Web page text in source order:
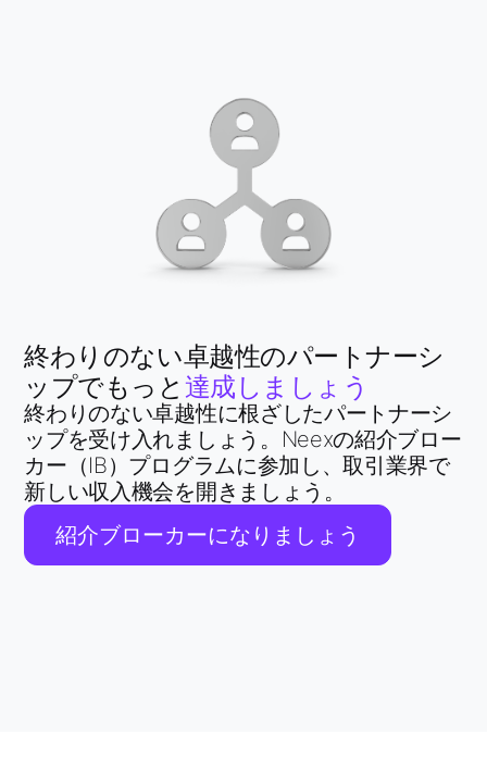
終わりのない卓越性のパートナーシ
ップでもっと 達成しましょう
終わりのない卓越性に根ざしたパートナーシ
ップを受け入れましょう。Neexの紹介ブロー
カー（IB）プログラムに参加し、取引業界で
新しい収入機会を開きましょう。
紹介ブローカーになりましょう